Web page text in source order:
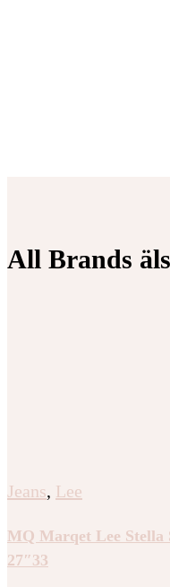
All Brands
Jeans, Lee
MQ Marqet Lee Stella
27″33